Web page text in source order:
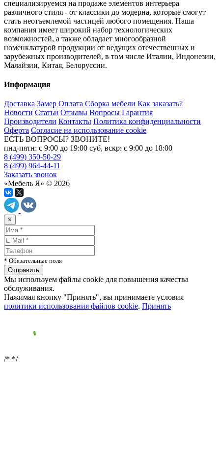
специализируемся на продаже элементов интерьера
различного стиля - от классики до модерна, которые смогут
стать неотъемлемой частицей любого помещения. Наша
компания имеет широкий набор технологических
возможностей, а также обладает многообразной
номенклатурой продукции от ведущих отечественных и
зарубежных производителей, в том числе Италии, Индонезии,
Малайзии, Китая, Белоруссии.
Информация
Доставка Замер Оплата Сборка мебели Как заказать?
Новости Статьи Отзывы Вопросы Гарантия
Производители Контакты Политика конфиденциальности
Оферта Согласие на использование cookie
ЕСТЬ ВОПРОСЫ? ЗВОНИТЕ!
пнд-пятн: с 9:00 до 19:00 суб, вскр: с 9:00 до 18:00
8 (499) 350-50-29
8 (499) 964-44-11
Заказать звонок
«Мебель Я» © 2026
×
* Обязательные поля
Мы используем файлы cookie для повышения качества
обслуживания.
Нажимая кнопку "Принять", вы принимаете условия
политики использования файлов cookie. Принять
/* */